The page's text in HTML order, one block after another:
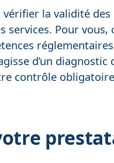
la validité
services. Pour
d’un
contrôle